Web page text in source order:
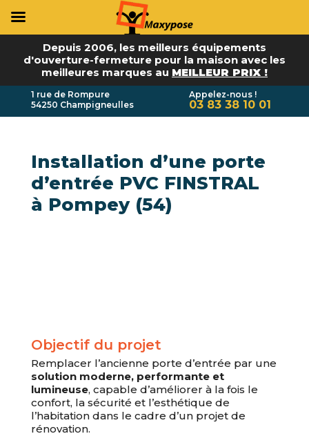
Depuis 2006, les meilleurs équipements
d'ouverture-fermeture pour la maison avec les
meilleures marques au MEILLEUR PRIX !
1 rue de Rompure
54250 Champigneulles
Appelez-nous !
03 83 38 10 01
Installation d’une porte
d’entrée PVC FINSTRAL
à Pompey (54)
Objectif du projet
Remplacer l’ancienne porte d’entrée par une
solution moderne, performante et
lumineuse, capable d’améliorer à la fois le
confort, la sécurité et l’esthétique de
l’habitation dans le cadre d’un projet de
rénovation.